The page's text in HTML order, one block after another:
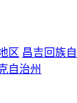
区 昌吉回族
自治州